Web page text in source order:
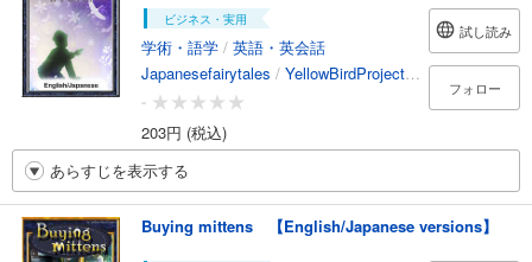
ビジネス・実用
学術・語学 / 英語・英会話
Japanesefairytales / YellowBirdProject/ kotokoto/
-
203円 (税込)
試し読み
フォロー
あらすじを表示する
Buying mittens 【English/Japanese versions】